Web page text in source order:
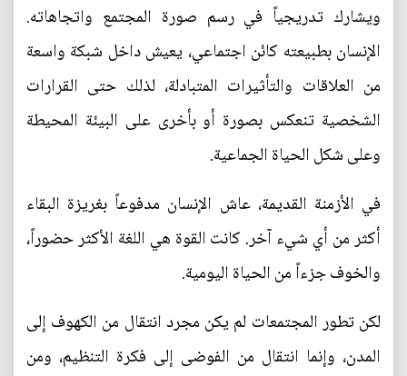
ويشارك تدريجياً في رسم صورة المجتمع واتجاهاته.
الإنسان بطبيعته كائن اجتماعي، يعيش داخل شبكة واسعة
من العلاقات والتأثيرات المتبادلة، لذلك حتى القرارات
الشخصية تنعكس بصورة أو بأخرى على البيئة المحيطة
وعلى شكل الحياة الجماعية.
في الأزمنة القديمة، عاش الإنسان مدفوعاً بغريزة البقاء
أكثر من أي شيء آخر. كانت القوة هي اللغة الأكثر حضوراً،
والخوف جزءاً من الحياة اليومية.
لكن تطور المجتمعات لم يكن مجرد انتقال من الكهوف إلى
المدن، وإنما انتقال من الفوضى إلى فكرة التنظيم، ومن